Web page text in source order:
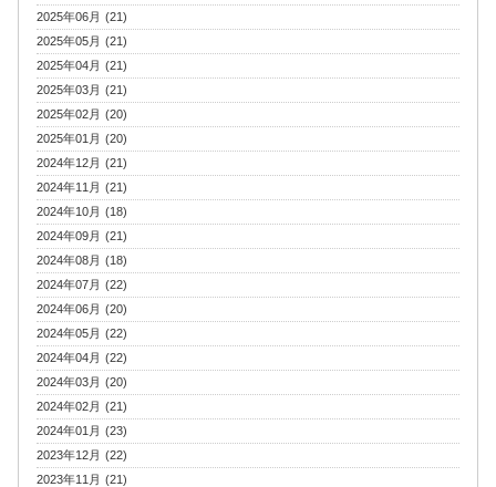
2025年06月 (21)
2025年05月 (21)
2025年04月 (21)
2025年03月 (21)
2025年02月 (20)
2025年01月 (20)
2024年12月 (21)
2024年11月 (21)
2024年10月 (18)
2024年09月 (21)
2024年08月 (18)
2024年07月 (22)
2024年06月 (20)
2024年05月 (22)
2024年04月 (22)
2024年03月 (20)
2024年02月 (21)
2024年01月 (23)
2023年12月 (22)
2023年11月 (21)